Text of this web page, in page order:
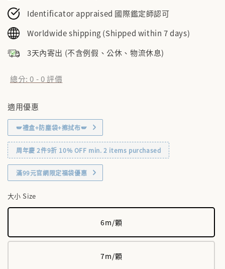
Identificator appraised 國際鑑定師認可
Worldwide shipping (Shipped within 7 days)
3天內寄出 (不含例假、公休、物流休息)
總分:0 -0評價
適用優惠
🪽禮盒+防塵袋+擦拭布🪽
周年慶 2件9折 10% OFF min. 2 items purchased
滿99元官網限定福袋優惠
大小 Size
6m/顆
7m/顆